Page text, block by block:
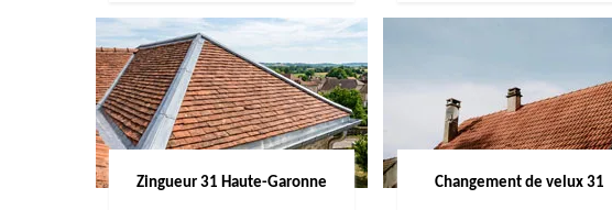
Zingueur 31 Haute-Garonne Changement de velux 31